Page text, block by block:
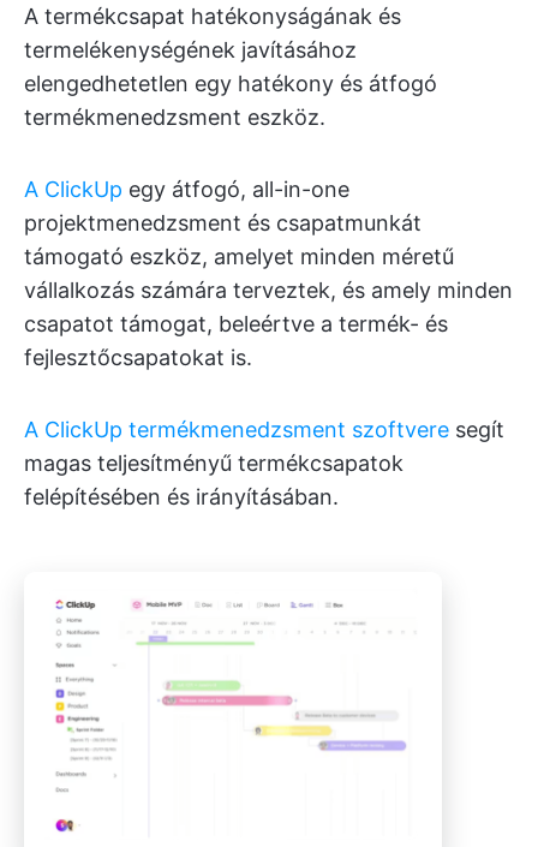
A termékcsapat hatékonyságának és
termelékenységének javításához
elengedhetetlen egy hatékony és átfogó
termékmenedzsment eszköz.
A ClickUp egy átfogó, all-in-one
projektmenedzsment és csapatmunkát
támogató eszköz, amelyet minden méretű
vállalkozás számára terveztek, és amely minden
csapatot támogat, beleértve a termék- és
fejlesztőcsapatokat is.
A ClickUp termékmenedzsment szoftvere segít
magas teljesítményű termékcsapatok
felépítésében és irányításában.